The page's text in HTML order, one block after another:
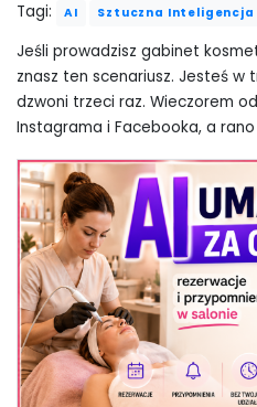
Tagi:
AI Sztuczna Inteligencja
Jeśli prowadzisz gabinet
znasz ten scenariusz. Jesteś
dzwoni trzeci raz. Wieczorem
Instagrama i Facebooka, a